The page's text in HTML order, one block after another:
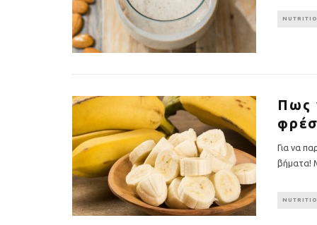
Πως
Για να
βήματα!